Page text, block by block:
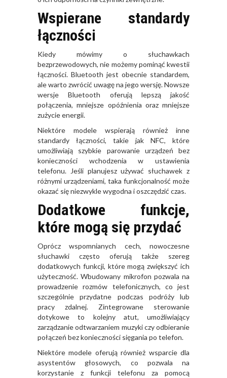
Wspierane standardy
łączności
Kiedy mówimy o słuchawkach
bezprzewodowych, nie możemy pominąć kwestii
łączności. Bluetooth jest obecnie standardem,
ale warto zwrócić uwagę na jego wersję. Nowsze
wersje Bluetooth oferują lepszą jakość
połączenia, mniejsze opóźnienia oraz mniejsze
zużycie energii.
Niektóre modele wspierają również inne
standardy łączności, takie jak NFC, które
umożliwiają szybkie parowanie urządzeń bez
konieczności wchodzenia w ustawienia
telefonu. Jeśli planujesz używać słuchawek z
różnymi urządzeniami, taka funkcjonalność może
okazać się niezwykle wygodna i oszczędzić czas.
Dodatkowe funkcje,
które mogą się przydać
Oprócz wspomnianych cech, nowoczesne
słuchawki często oferują także szereg
dodatkowych funkcji, które mogą zwiększyć ich
użyteczność. Wbudowany mikrofon pozwala na
prowadzenie rozmów telefonicznych, co jest
szczególnie przydatne podczas podróży lub
pracy zdalnej. Zintegrowane sterowanie
dotykowe to kolejny atut, umożliwiający
zarządzanie odtwarzaniem muzyki czy odbieranie
połączeń bez konieczności sięgania po telefon.
Niektóre modele oferują również wsparcie dla
asystentów głosowych, co pozwala na
korzystanie z funkcji telefonu za pomocą